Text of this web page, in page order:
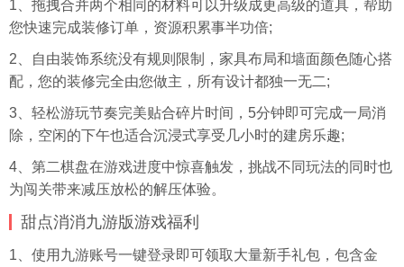
1、拖拽合并两个相同的材料可以升级成更高级的道具，帮助
您快速完成装修订单，资源积累事半功倍;
2、自由装饰系统没有规则限制，家具布局和墙面颜色随心搭
配，您的装修完全由您做主，所有设计都独一无二;
3、轻松游玩节奏完美贴合碎片时间，5分钟即可完成一局消
除，空闲的下午也适合沉浸式享受几小时的建房乐趣;
4、第二棋盘在游戏进度中惊喜触发，挑战不同玩法的同时也
为闯关带来减压放松的解压体验。
甜点消消九游版游戏福利
1、使用九游账号一键登录即可领取大量新手礼包，包含金